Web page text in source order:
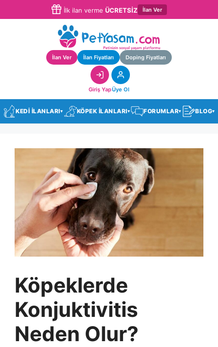
İlk ilan verme ÜCRETSİZ İlan Ver
İlan Ver İlan Fiyatları Doping Fiyatları
Giriş YapÜye Ol
KEDİ İLANLARI▾ KÖPEK İLANLARI▾ FORUMLAR▾ BLOG▾
Köpeklerde
Konjuktivitis
Neden Olur?